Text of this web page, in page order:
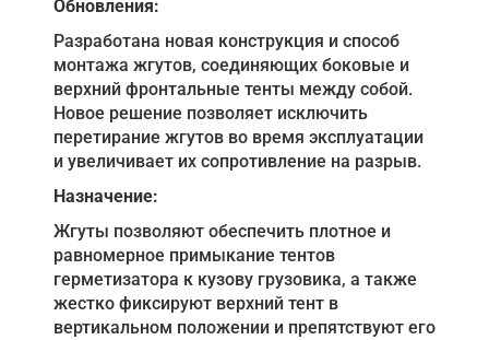
Обновления:
Разработана новая конструкция и способ
монтажа жгутов, соединяющих боковые и
верхний фронтальные тенты между собой.
Новое решение позволяет исключить
перетирание жгутов во время эксплуатации
и увеличивает их сопротивление на разрыв.
Назначение:
Жгуты позволяют обеспечить плотное и
равномерное примыкание тентов
герметизатора к кузову грузовика, а также
жестко фиксируют верхний тент в
вертикальном положении и препятствуют его